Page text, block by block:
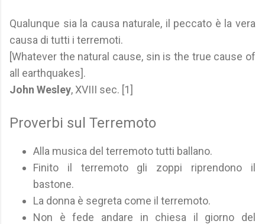
Qualunque sia la causa naturale, il peccato è la vera
causa di tutti i terremoti.
[Whatever the natural cause, sin is the true cause of
all earthquakes].
John Wesley, XVIII sec. [1]
Proverbi sul Terremoto
Alla musica del terremoto tutti ballano.
Finito il terremoto gli zoppi riprendono il
bastone.
La donna è segreta come il terremoto.
Non è fede andare in chiesa il giorno del